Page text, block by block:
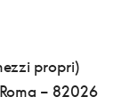
propri)
– 82026